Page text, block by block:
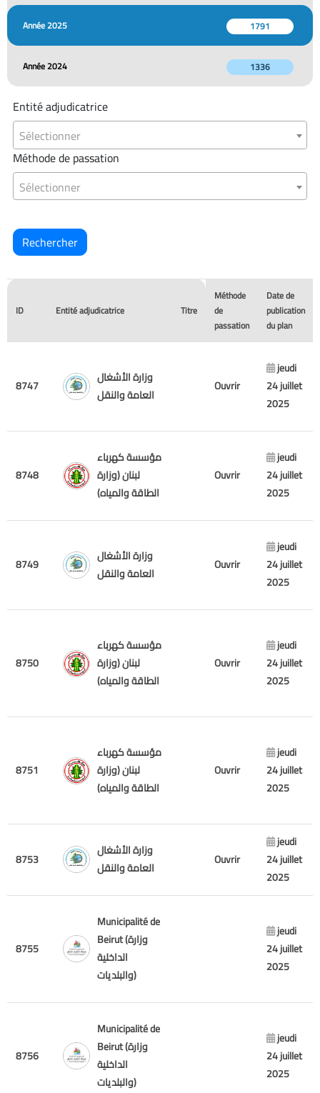
Année 2025 1791
Année 2024 1336
Entité adjudicatrice
Sélectionner
Méthode de passation
Sélectionner
ID Entité adjudicatrice Titre
Méthode
de
passation
Date de
publication
du plan
8747
وزارة الأشغال
العامة والنقل
Ouvrir
jeudi
24 juillet
2025
8748
مؤسسة كهرباء
لبنان (وزارة
الطاقة والمياه)
Ouvrir
jeudi
24 juillet
2025
8749
وزارة الأشغال
العامة والنقل
Ouvrir
jeudi
24 juillet
2025
8750
مؤسسة كهرباء
لبنان (وزارة
الطاقة والمياه)
Ouvrir
jeudi
24 juillet
2025
8751
مؤسسة كهرباء
لبنان (وزارة
الطاقة والمياه)
Ouvrir
jeudi
24 juillet
2025
8753
وزارة الأشغال
العامة والنقل
Ouvrir
jeudi
24 juillet
2025
8755
Municipalité de
Beirut (وزارة
الداخلية
والبلديات)
jeudi
24 juillet
2025
8756
Municipalité de
Beirut (وزارة
الداخلية
والبلديات)
jeudi
24 juillet
2025